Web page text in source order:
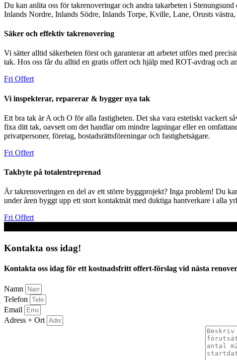
Du kan anlita oss för takrenoveringar och andra takarbeten i
Inlands Nordre, Inlands Södre, Inlands Torpe, Kville, Lane, Orusts
Säker och effektiv takrenovering
Vi sätter alltid säkerheten först och garanterar att arbetet utförs med
tak. Hos oss får du alltid en gratis offert och hjälp med ROT-avdrag och
Fri Offert
Vi inspekterar, reparerar & bygger nya tak
Ett bra tak är A och O för alla fastigheten. Det ska vara estetiskt vackert
fixa ditt tak, oavsett om det handlar om mindre lagningar eller en
privatpersoner, företag, bostadsrättsföreningar och fastighetsägare.
Fri Offert
Takbyte på totalentreprenad
Är takrenoveringen en del av ett större byggprojekt? Inga problem! Du
under åren byggt upp ett stort kontaktnät med duktiga hantverkare i alla
Fri Offert
Kontakta oss idag!
Kontakta oss idag för ett kostnadsfritt offert-förslag vid nästa
Namn
Telefon
Email
Adress + Ort